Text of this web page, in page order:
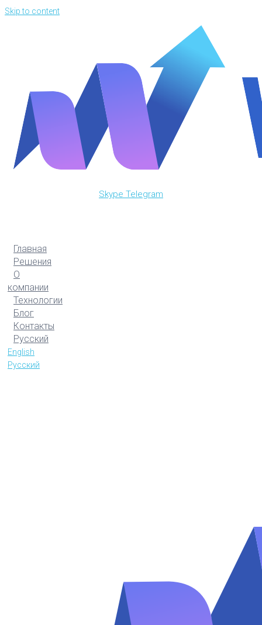
Skip to content
Skype Telegram
Главная
Решения
О
компании
Технологии
Блог
Контакты
Русский
English
Русский